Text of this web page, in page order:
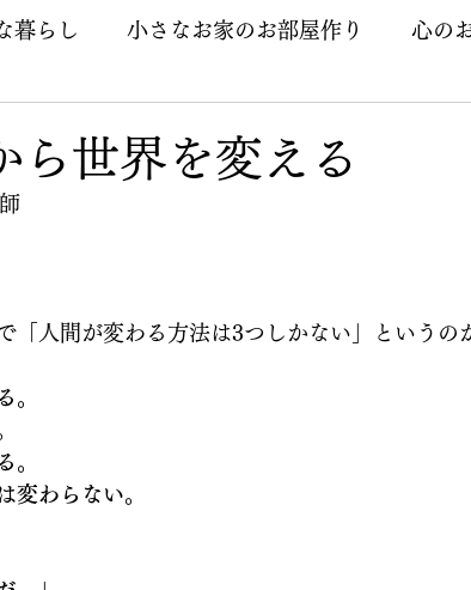
暮らし 小さなお家のお部屋作り 心の
ら世界を変える
「人間が変わる方法は3つしかない」というの
。
。
変わらない。